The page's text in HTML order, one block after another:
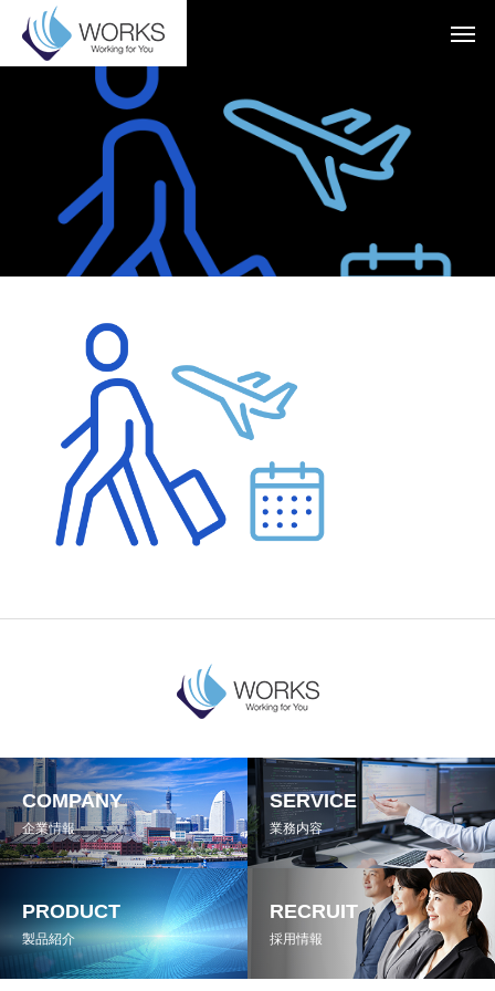
COMPANY
企業情報
SERVICE
業務内容
PRODUCT
製品紹介
RECRUIT
採用情報